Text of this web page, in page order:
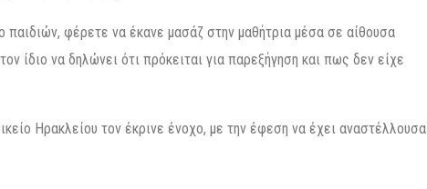
παιδιών, φέρετε να έκανε μασάζ στην μαθήτρια μέσα σε αίθουσα
ίδιο να δηλώνει ότι πρόκειται για παρεξήγηση και πως δεν είχε
Ηρακλείου τον έκρινε ένοχο, με την έφεση να έχει αναστέλλουσα